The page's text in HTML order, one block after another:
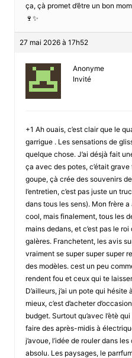
ça, çà promet d’être un bon
🍷✨
27 mai 2026 à 17h52
Anonyme
Invité
+1 Ah ouais, c’est clair que le
garrigue . Les sensations de
quelque chose. J’ai désjà fait
ça avec des potes, c’était grave
goupe, çà crée des souvenirs
l’entretien, c’est pas juste un
dans tous les sens). Mon frère
cool, mais finalement, tous les
mains dedans, et c’est pas le
galères. Franchetent, les avis
vraiment se super super super
des modèles. cest un peu
rendent fou et ceux qui te
D’ailleurs, j’ai un pote qui
mieux, c’est d’acheter
budget. Surtout qu’avec l’ètè
faire des après-midis à
j’avoue, l’idée de rouler dans
absolu. Les paysages, le